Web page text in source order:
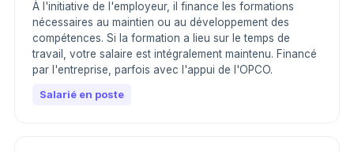
À l'initiative de l'employeur, il finance les formations
nécessaires au maintien ou au développement des
compétences. Si la formation a lieu sur le temps de
travail, votre salaire est intégralement maintenu. Financé
par l'entreprise, parfois avec l'appui de l'OPCO.
Salarié en poste